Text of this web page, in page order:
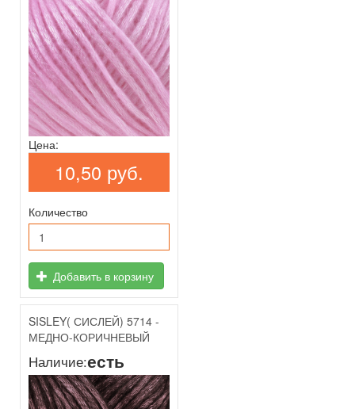
Цена:
10,50 руб.
Количество
Добавить в корзину
SISLEY( СИСЛЕЙ) 5714 -
МЕДНО-КОРИЧНЕВЫЙ
Наличие:есть